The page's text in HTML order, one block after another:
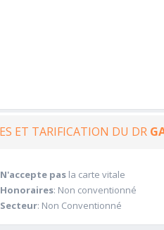
ET TARIFICATION DU DR
N'accepte pasla carte vitale
Honoraires: Non conventionné
Secteur: Non Conventionné